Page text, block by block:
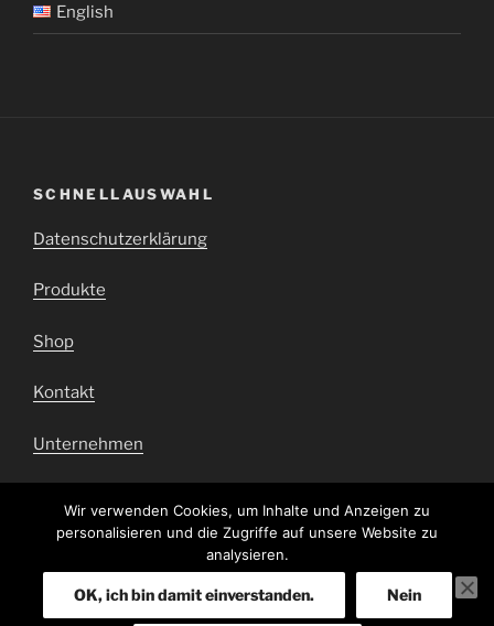
English
SCHNELLAUSWAHL
Datenschutzerklärung
Produkte
Shop
Kontakt
Unternehmen
Barrierefrei
Wir verwenden Cookies, um Inhalte und Anzeigen zu
personalisieren und die Zugriffe auf unsere Website zu
analysieren.
OK, ich bin damit einverstanden. Nein